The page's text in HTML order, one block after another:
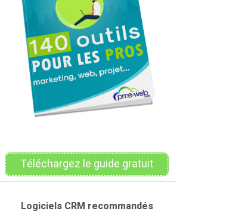
Téléchargez le guide gratuit
Logiciels CRM recommandés